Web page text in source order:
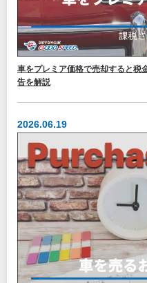
車をプレミア価格で売却すると税
告を解説
2026.06.19